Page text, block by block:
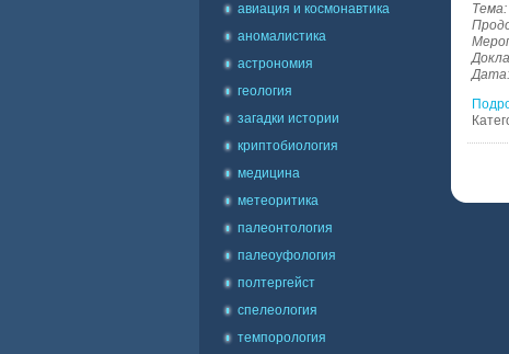
авиация и космонавтика
аномалистика
астрономия
геология
загадки истории
криптобиология
медицина
метеоритика
палеонтология
палеоуфология
полтергейст
спелеология
темпорология
Тема:
Дата: